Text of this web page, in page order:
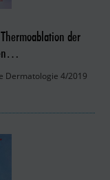
der
Dermatologie 4/2019